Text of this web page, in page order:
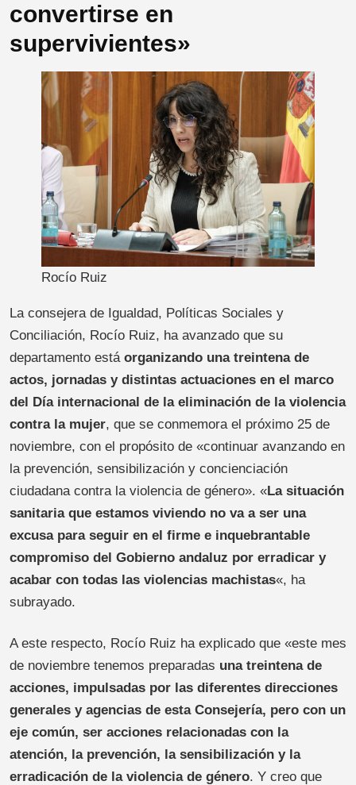
convertirse en
supervivientes»
Rocío Ruiz
La consejera de Igualdad, Políticas Sociales y
Conciliación, Rocío Ruiz, ha avanzado que su
departamento está organizando una treintena de
actos, jornadas y distintas actuaciones en el marco
del Día internacional de la eliminación de la violencia
contra la mujer, que se conmemora el próximo 25 de
noviembre, con el propósito de «continuar avanzando en
la prevención, sensibilización y concienciación
ciudadana contra la violencia de género». «La situación
sanitaria que estamos viviendo no va a ser una
excusa para seguir en el firme e inquebrantable
compromiso del Gobierno andaluz por erradicar y
acabar con todas las violencias machistas«, ha
subrayado.
A este respecto, Rocío Ruiz ha explicado que «este mes
de noviembre tenemos preparadas una treintena de
acciones, impulsadas por las diferentes direcciones
generales y agencias de esta Consejería, pero con un
eje común, ser acciones relacionadas con la
atención, la prevención, la sensibilización y la
erradicación de la violencia de género. Y creo que